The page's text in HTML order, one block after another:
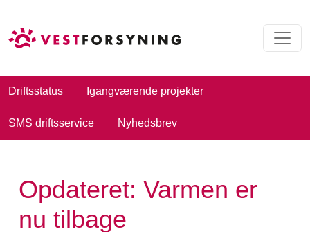
Driftsstatus Igangværende projekter
SMS driftsservice Nyhedsbrev
Opdateret: Varmen er
nu tilbage